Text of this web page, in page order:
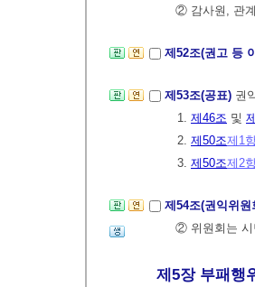
② 감사원, 관
제52조(권고 등
제53조(공표) 권
1. 제46조 및
2. 제50조제1
3. 제50조제2
제54조(권익위
② 위원회는 시
제5장 부패행위